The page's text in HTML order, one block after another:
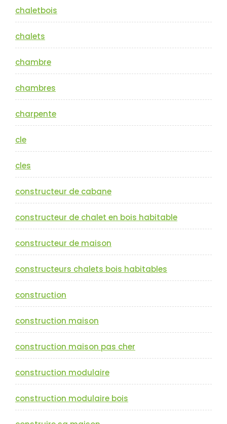
chaletbois
chalets
chambre
chambres
charpente
cle
cles
constructeur de cabane
constructeur de chalet en bois habitable
constructeur de maison
constructeurs chalets bois habitables
construction
construction maison
construction maison pas cher
construction modulaire
construction modulaire bois